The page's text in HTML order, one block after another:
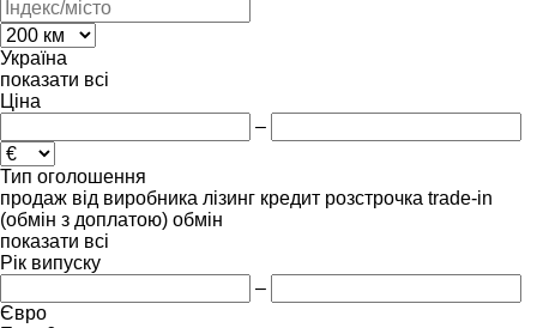
Україна
показати всі
Ціна
–
Тип оголошення
продаж від виробника лізинг кредит розстрочка trade-in
(обмін з доплатою) обмін
показати всі
Рік випуску
–
Євро